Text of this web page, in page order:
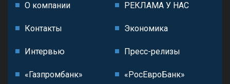
О компании РЕКЛАМА У НАС
Контакты Экономика
Интервью Пресс-релизы
«Газпромбанк» «РосЕвроБанк»